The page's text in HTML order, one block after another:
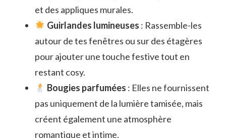
et des appliques murales.
Guirlandes lumineuses : Rassemble-les
autour de tes fenêtres ou sur des étagères
pour ajouter une touche festive tout en
restant cosy.
Bougies parfumées : Elles ne fournissent
pas uniquement de la lumière tamisée, mais
créent également une atmosphère
romantique et intime.